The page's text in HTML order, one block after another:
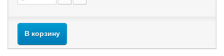
В корзину